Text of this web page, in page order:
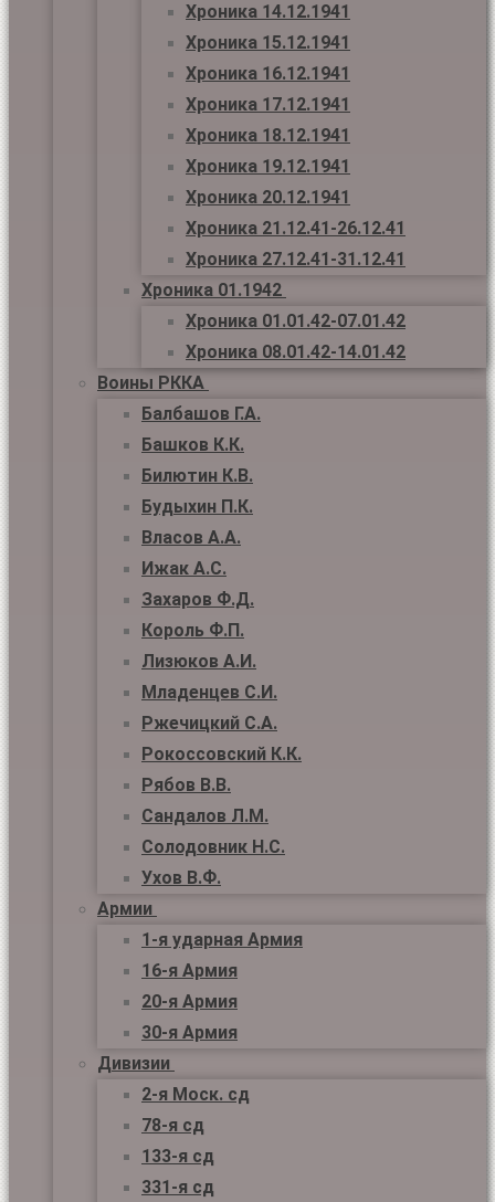
Хроника 14.12.1941
Хроника 15.12.1941
Хроника 16.12.1941
Хроника 17.12.1941
Хроника 18.12.1941
Хроника 19.12.1941
Хроника 20.12.1941
Хроника 21.12.41-26.12.41
Хроника 27.12.41-31.12.41
Хроника 01.1942
Хроника 01.01.42-07.01.42
Хроника 08.01.42-14.01.42
Воины РККА
Балбашов Г.А.
Башков К.К.
Билютин К.В.
Будыхин П.К.
Власов А.А.
Ижак А.С.
Захаров Ф.Д.
Король Ф.П.
Лизюков А.И.
Младенцев С.И.
Ржечицкий С.А.
Рокоссовский К.К.
Рябов В.В.
Сандалов Л.М.
Солодовник Н.С.
Ухов В.Ф.
Армии
1-я ударная Армия
16-я Армия
20-я Армия
30-я Армия
Дивизии
2-я Моск. сд
78-я сд
133-я сд
331-я сд